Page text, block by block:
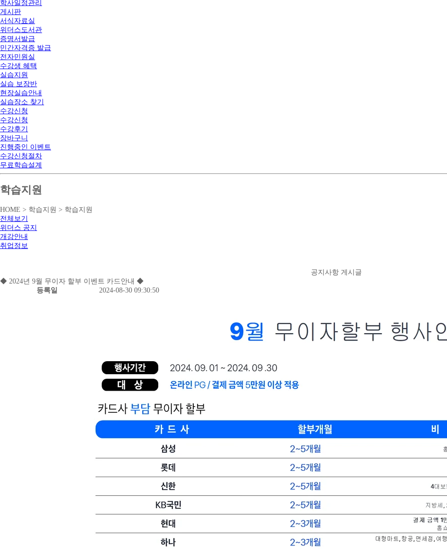
학사일정관리
게시판
서식자료실
위더스도서관
증명서발급
민간자격증 발급
전자민원실
수강생 혜택
실습지원
실습 보장반
현장실습안내
실습장소 찾기
수강신청
수강신청
수강후기
장바구니
진행중인 이벤트
수강신청절차
무료학습설계
학습지원
HOME > 학습지원 > 학습지원
전체보기
위더스 공지
개강안내
취업정보
공지사항 게시글
◆ 2024년 9월 무이자 할부 이벤트 카드안내 ◆
등록일
2024-08-30 09:30:50